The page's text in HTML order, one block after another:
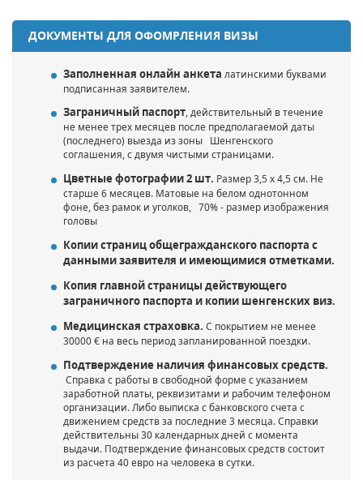
ДОКУМЕНТЫ ДЛЯ ОФОМРЛЕНИЯ ВИЗЫ
Заполненная онлайн анкета латинскими буквами
подписанная заявителем.
Заграничный паспорт, действительный в течение
не менее трех месяцев после предполагаемой даты
(последнего) выезда из зоны Шенгенского
соглашения, с двумя чистыми страницами.
Цветные фотографии 2 шт. Размер 3,5 x 4,5 см. Не
старше 6 месяцев. Матовые на белом однотонном
фоне, без рамок и уголков, 70% - размер изображения
головы
Копии страниц общегражданского паспорта c
данными заявителя и имеющимися отметками.
Копия главной страницы действующего
заграничного паспорта и копии шенгенских виз.
Медицинская страховка. С покрытием не менее
30000 € на весь период запланированной поездки.
Подтверждение наличия финансовых средств.
Справка с работы в свободной форме с указанием
заработной платы, реквизитами и рабочим телефоном
организации. Либо выписка с банковского счета с
движением средств за последние 3 месяца. Справки
действительны 30 календарных дней с момента
выдачи. Подтверждение финансовых средств состоит
из расчета 40 евро на человека в сутки.